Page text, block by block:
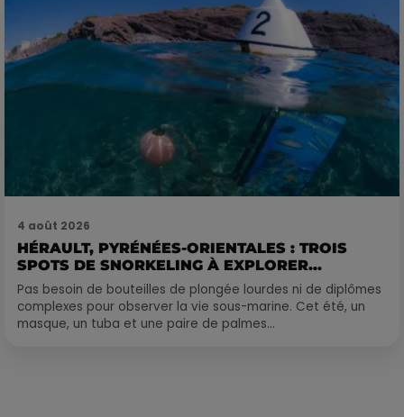
4 août 2026
HÉRAULT, PYRÉNÉES-ORIENTALES : TROIS
SPOTS DE SNORKELING À EXPLORER...
Pas besoin de bouteilles de plongée lourdes ni de diplômes
complexes pour observer la vie sous-marine. Cet été, un
masque, un tuba et une paire de palmes...